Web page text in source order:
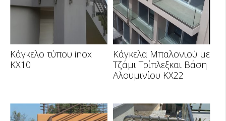
Κάγκελο τύπου inox
KX10
Κάγκελα Μπαλονιού με
Τζάμι Τρίπλεξκαι Βάση
Αλουμινίου ΚΧ22